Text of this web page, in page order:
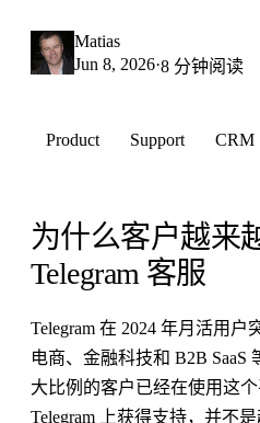
Matias
Jun 8, 2026·8 分钟阅读
Product Support CRM
为什么客户越来
Telegram 客服
Telegram 在 2024 年月活用户
电商、金融科技和 B2B SaaS
大比例的客户已经在使用这
Telegram 上获得支持，并不